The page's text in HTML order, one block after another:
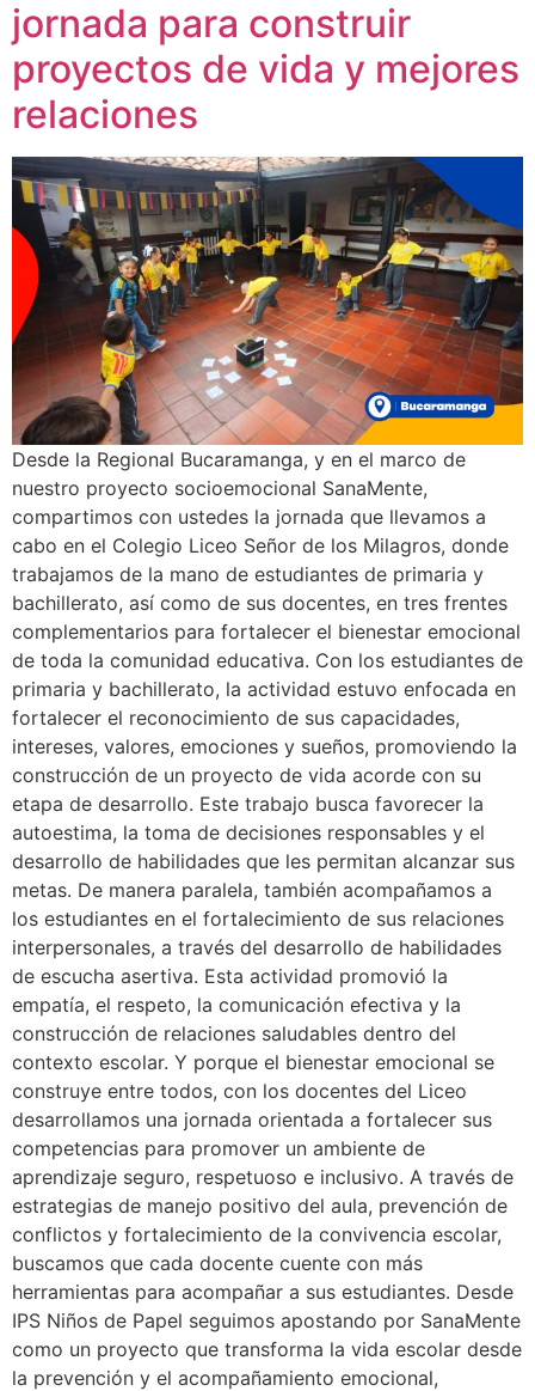
jornada para construir
proyectos de vida y mejores
relaciones
Desde la Regional Bucaramanga, y en el marco de
nuestro proyecto socioemocional SanaMente,
compartimos con ustedes la jornada que llevamos a
cabo en el Colegio Liceo Señor de los Milagros, donde
trabajamos de la mano de estudiantes de primaria y
bachillerato, así como de sus docentes, en tres frentes
complementarios para fortalecer el bienestar emocional
de toda la comunidad educativa. Con los estudiantes de
primaria y bachillerato, la actividad estuvo enfocada en
fortalecer el reconocimiento de sus capacidades,
intereses, valores, emociones y sueños, promoviendo la
construcción de un proyecto de vida acorde con su
etapa de desarrollo. Este trabajo busca favorecer la
autoestima, la toma de decisiones responsables y el
desarrollo de habilidades que les permitan alcanzar sus
metas. De manera paralela, también acompañamos a
los estudiantes en el fortalecimiento de sus relaciones
interpersonales, a través del desarrollo de habilidades
de escucha asertiva. Esta actividad promovió la
empatía, el respeto, la comunicación efectiva y la
construcción de relaciones saludables dentro del
contexto escolar. Y porque el bienestar emocional se
construye entre todos, con los docentes del Liceo
desarrollamos una jornada orientada a fortalecer sus
competencias para promover un ambiente de
aprendizaje seguro, respetuoso e inclusivo. A través de
estrategias de manejo positivo del aula, prevención de
conflictos y fortalecimiento de la convivencia escolar,
buscamos que cada docente cuente con más
herramientas para acompañar a sus estudiantes. Desde
IPS Niños de Papel seguimos apostando por SanaMente
como un proyecto que transforma la vida escolar desde
la prevención y el acompañamiento emocional,